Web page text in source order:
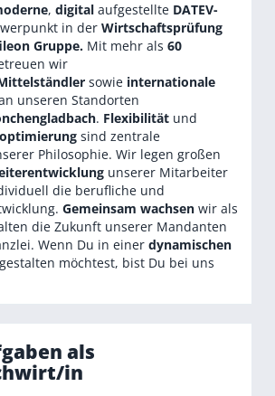
, digital aufgestellte DATEV-
in der Wirtschaftsprüfung
Gruppe. Mit mehr als 60
wir
sowie internationale
unseren Standorten
. Flexibilität und
sind zentrale
Philosophie. Wir legen großen
unserer Mitarbeiter
die berufliche und
Gemeinsam wachsen wir als
die Zukunft unserer Mandanten
Wenn Du in einer dynamischen
möchtest, bist Du bei uns
als
in